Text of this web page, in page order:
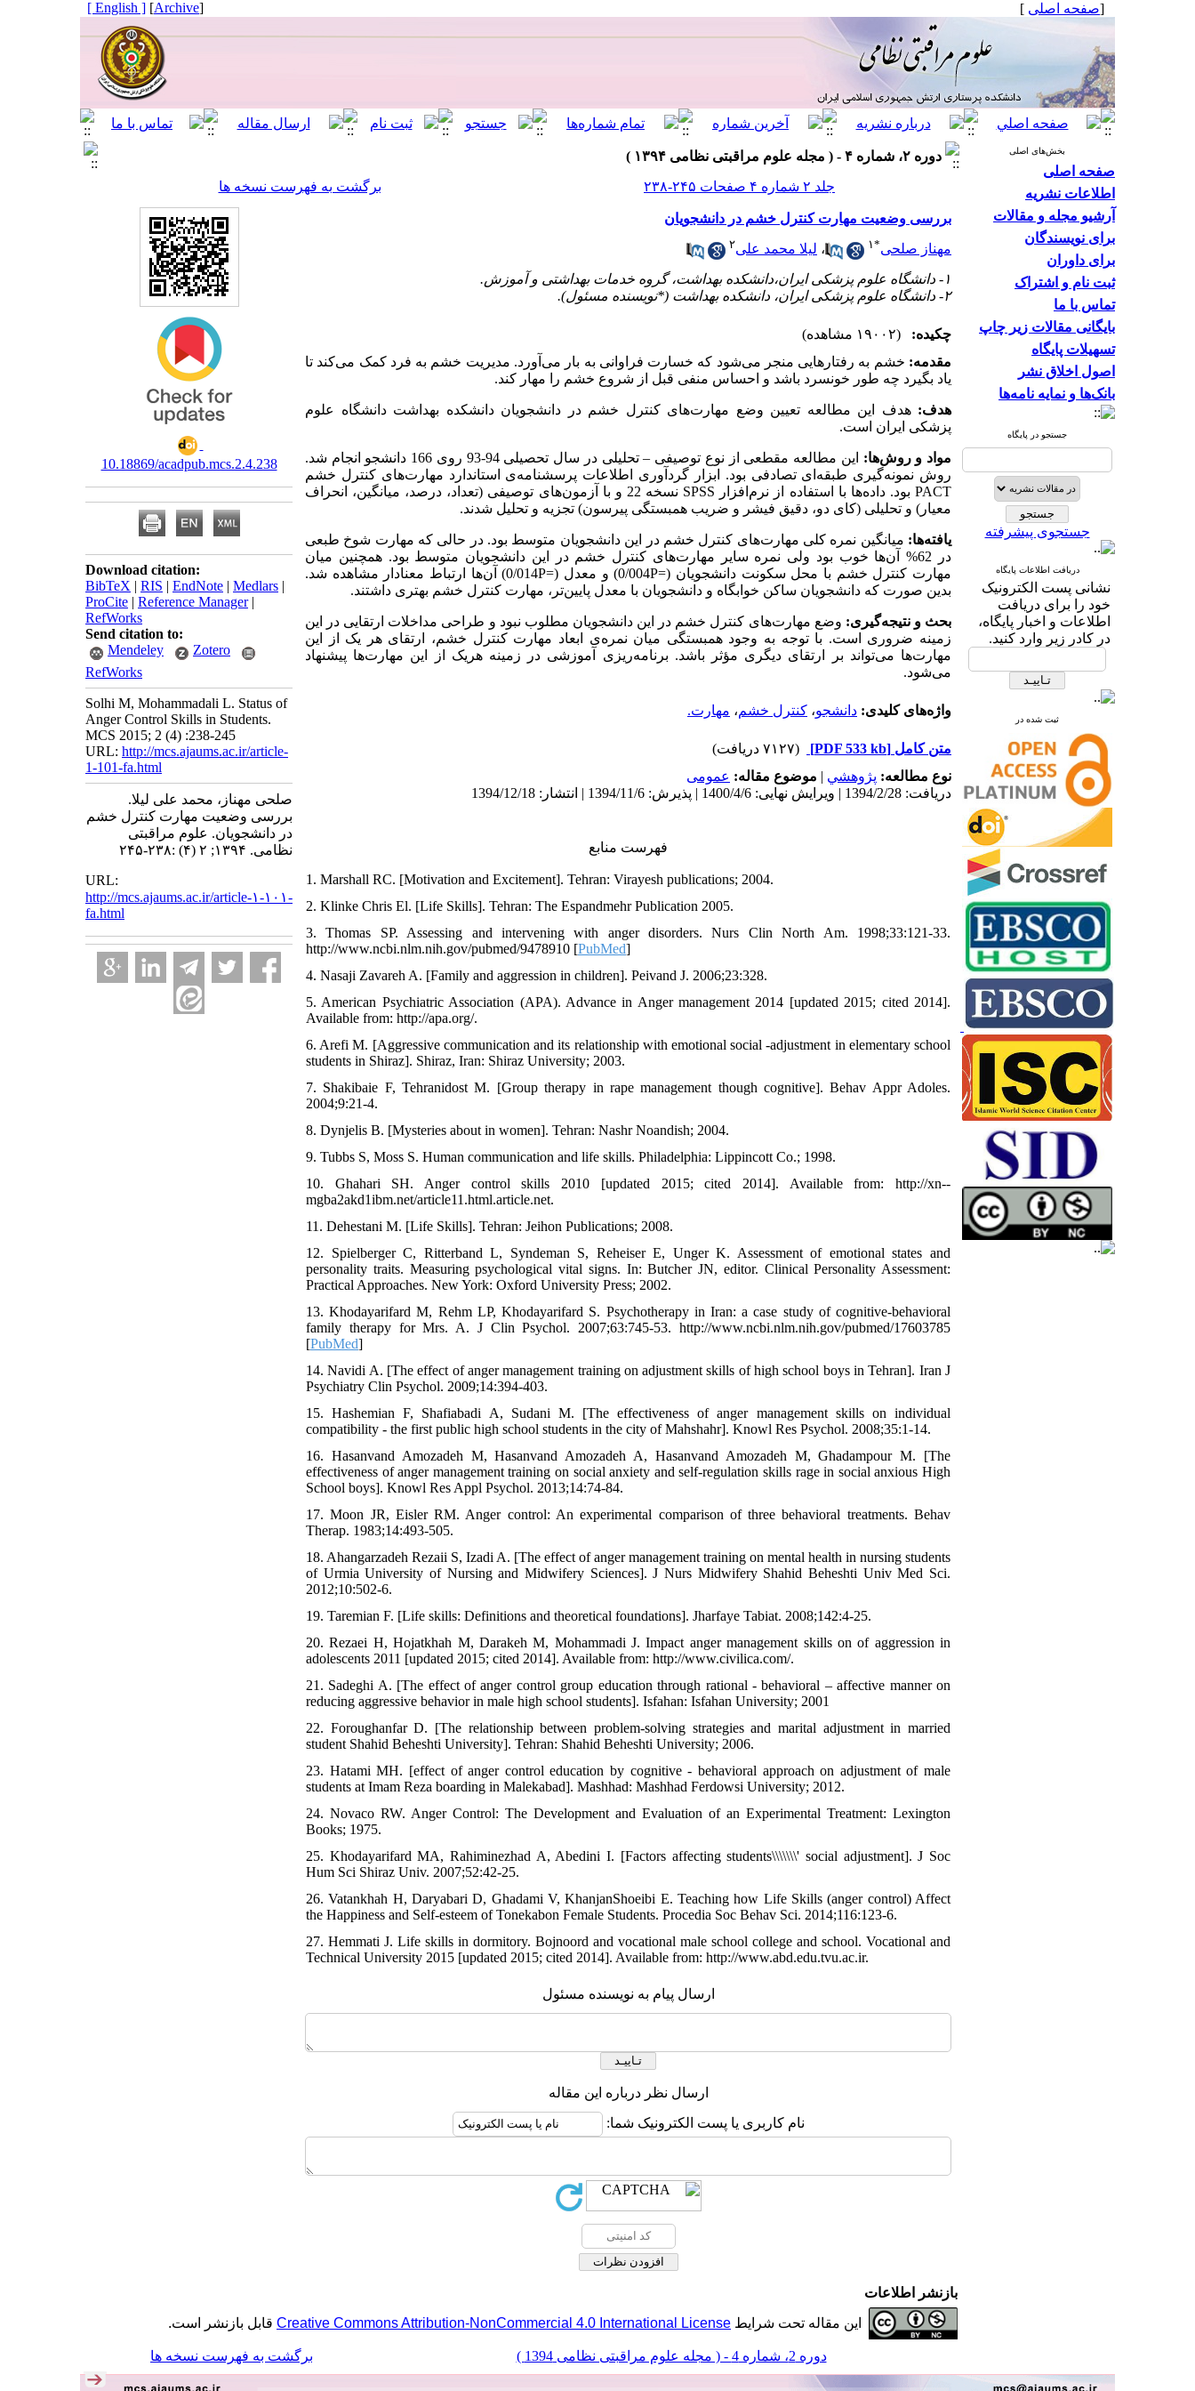
[صفحه اصلی ]
[
Archive
]
[ English ]
بخش‌های اصلی
صفحه اصلی
اطلاعات نشریه
آرشیو مجله و مقالات
برای نویسندگان
برای داوران
ثبت نام و اشتراک
تماس با ما
بایگانی مقالات زیر چاپ
تسهیلات پایگاه
اصول اخلاق نشر
بانک‌ها و نمایه نامه‌ها
جستجو در پایگاه
جستجوی پیشرفته
دریافت اطلاعات پایگاه
نشانی پست الکترونیک
خود را برای دریافت
اطلاعات و اخبار پایگاه،
در کادر زیر وارد کنید.
ثبت شده در
دوره ۲، شماره ۴ - ( مجله علوم مراقبتی نظامی ۱۳۹۴ )
جلد ۲ شماره ۴ صفحات ۲۴۵-۲۳۸
برگشت به فهرست نسخه ها
بررسی وضعیت مهارت کنترل خشم در دانشجویان
مهناز صلحی*۱ ، لیلا محمد علی۲
۱- دانشگاه علوم پزشکی ایران،دانشکده بهداشت، گروه خدمات بهداشتی و آموزش.
۲- دانشگاه علوم پزشکی ایران، دانشکده بهداشت (*نویسنده مسئول).
چکیده:
(۱۹۰۰۲ مشاهده)
مقدمه: خشم به رفتارهایی منجر میشود که خسارت فراوانی به بار می آورد. مدیریت خشم به فرد کمک میکند تا
یاد بگیرد چه طور خونسرد باشد و احساس منفی قبل از شروع خشم را مهار کند.
هدف:هدف این مطالعه تعیین وضع مهارتهای کنترل خشم در دانشجویان دانشکده بهداشت دانشگاه علوم
پزشکی ایران است.
مواد و روشها:
این مطالعه مقطعی از نوع توصیفی – تحلیلی در سال تحصیلی 94-93 روی 166 دانشجو انجام شد.
روش نمونهگیری طبقه ای تصادفی بود. ابزار گردآوری اطلاعات پرسشنامهی استاندارد مهارتهای کنترل خشم
PACTبود. دادهها با استفاده از نرم افزار SPSS نسخه 22 و با آزمون
های توصیفی (تعداد، درصد، میانگین، انحراف
معیار) و تحلیلی (کای دو، دقیق فیشر و ضریب همبستگی پیرسون) تجزیه و تحلیل شدند.
یافتهها: میانگین نمره کلی مهارتهای کنترل خشم در این دانشجویان متوسط بود. در حالی که مهارت شوخ طبعی
در 62
%آنها خوب بود ولی نمره سایر مهارتهای کنترل خشم در این دانشجویان متوسط بود. همچنین میان
مهارت کنترل خشم با محل سکونت دانشجویان (‌P=0/004) و معدل ( ‌P=0/014) آن
ها ارتباط معنادار مشاهده شد.
بدین صورت که دانشجویان ساکن خوابگاه و دانشجویان با معدل پایینتر، مهارت کنترل خشم بهتری داشتند.
بحث و نتیجهگیری: وضع مهارتهای کنترل خشم در این دانشجویان مطلوب نبود و طراحی مداخلات ارتقایی در این
زمینه ضروری است. با توجه به وجود همبستگی میان نمرهی ابعاد مهارت کنترل خشم، ارتقای هر یک از این
مهارتها میتواند بر ارتقای دیگری مؤثر باشد. برنامهریزی آموزشی در زمینه هریک از این مهارتها پیشنهاد
میشود.
واژه‌های کلیدی: دانشجو، کنترل خشم، مهارت.
متن کامل [PDF 533 kb]
(۷۱۲۷ دریافت)
نوع مطالعه: پژوهشي | موضوع مقاله: عمومى
دریافت: 1394/2/28 | ویرایش نهایی: 1400/4/6 | پذیرش: 1394/11/6 | انتشار: 1394/12/18
فهرست منابع
1. Marshall RC. [Motivation and Excitement]. Tehran: Virayesh publications; 2004.
2. Klinke Chris El. [Life Skills]. Tehran: The Espandmehr Publication 2005.
3. Thomas SP. Assessing and intervening with anger disorders. Nurs Clin North Am. 1998;33:121-33.
http://www.ncbi.nlm.nih.gov/pubmed/9478910 [PubMed]
4. Nasaji Zavareh A. [Family and aggression in children]. Peivand J. 2006;23:328.
5. American Psychiatric Association (APA). Advance in Anger management 2014 [updated 2015; cited 2014].
Available from: http://apa.org/.
6. Arefi M. [Aggressive communication and its relationship with emotional social -adjustment in elementary school
students in Shiraz]. Shiraz, Iran: Shiraz University; 2003.
7. Shakibaie F, Tehranidost M. [Group therapy in rape management though cognitive]. Behav Appr Adoles.
2004;9:21-4.
8. Dynjelis B. [Mysteries about in women]. Tehran: Nashr Noandish; 2004.
9. Tubbs S, Moss S. Human communication and life skills. Philadelphia: Lippincott Co.; 1998.
10. Ghahari SH. Anger control skills 2010 [updated 2015; cited 2014]. Available from: http://xn--
mgba2akd1ibm.net/article11.html.article.net.
11. Dehestani M. [Life Skills]. Tehran: Jeihon Publications; 2008.
12. Spielberger C, Ritterband L, Syndeman S, Reheiser E, Unger K. Assessment of emotional states and
personality traits. Measuring psychological vital signs. In: Butcher JN, editor. Clinical Personality Assessment:
Practical Approaches. New York: Oxford University Press; 2002.
13. Khodayarifard M, Rehm LP, Khodayarifard S. Psychotherapy in Iran: a case study of cognitive-behavioral
family therapy for Mrs. A. J Clin Psychol. 2007;63:745-53. http://www.ncbi.nlm.nih.gov/pubmed/17603785
[PubMed]
14. Navidi A. [The effect of anger management training on adjustment skills of high school boys in Tehran]. Iran J
Psychiatry Clin Psychol. 2009;14:394-403.
15. Hashemian F, Shafiabadi A, Sudani M. [The effectiveness of anger management skills on individual
compatibility - the first public high school students in the city of Mahshahr]. Knowl Res Psychol. 2008;35:1-14.
16. Hasanvand Amozadeh M, Hasanvand Amozadeh A, Hasanvand Amozadeh M, Ghadampour M. [The
effectiveness of anger management training on social anxiety and self-regulation skills rage in social anxious High
School boys]. Knowl Res Appl Psychol. 2013;14:74-84.
17. Moon JR, Eisler RM. Anger control: An experimental comparison of three behavioral treatments. Behav
Therap. 1983;14:493-505.
18. Ahangarzadeh Rezaii S, Izadi A. [The effect of anger management training on mental health in nursing students
of Urmia University of Nursing and Midwifery Sciences]. J Nurs Midwifery Shahid Beheshti Univ Med Sci.
2012;10:502-6.
19. Taremian F. [Life skills: Definitions and theoretical foundations]. Jharfaye Tabiat. 2008;142:4-25.
20. Rezaei H, Hojatkhah M, Darakeh M, Mohammadi J. Impact anger management skills on of aggression in
adolescents 2011 [updated 2015; cited 2014]. Available from: http://www.civilica.com/.
21. Sadeghi A. [The effect of anger control group education through rational - behavioral – affective manner on
reducing aggressive behavior in male high school students]. Isfahan: Isfahan University; 2001
22. Foroughanfar D. [The relationship between problem-solving strategies and marital adjustment in married
student Shahid Beheshti University]. Tehran: Shahid Beheshti University; 2006.
23. Hatami MH. [effect of anger control education by cognitive - behavioral approach on adjustment of male
students at Imam Reza boarding in Malekabad]. Mashhad: Mashhad Ferdowsi University; 2012.
24. Novaco RW. Anger Control: The Development and Evaluation of an Experimental Treatment: Lexington
Books; 1975.
25. Khodayarifard MA, Rahiminezhad A, Abedini I. [Factors affecting students\\\\\\\' social adjustment]. J Soc
Hum Sci Shiraz Univ. 2007;52:42-25.
26. Vatankhah H, Daryabari D, Ghadami V, KhanjanShoeibi E. Teaching how Life Skills (anger control) Affect
the Happiness and Self-esteem of Tonekabon Female Students. Procedia Soc Behav Sci. 2014;116:123-6.
27. Hemmati J. Life skills in dormitory. Bojnoord and vocational male school college and school. Vocational and
Technical University 2015 [updated 2015; cited 2014]. Available from: http://www.abd.edu.tvu.ac.ir.
ارسال پیام به نویسنده مسئول
ارسال نظر درباره این مقاله
نام کاربری یا پست الکترونیک شما:
10.18869/acadpub.mcs.2.4.238
Download citation:
BibTeX | RIS | EndNote | Medlars |
ProCite | Reference Manager|
RefWorks
Send citation to:
Mendeley
Zotero
RefWorks
Solhi M, Mohammadali L. Status of
Anger Control Skills in Students.
MCS 2015; 2 (4) :238-245
URL: http://mcs.ajaums.ac.ir/article-
1-101-fa.html
صلحی مهناز، محمد علی لیلا.
بررسی وضعیت مهارت کنترل خشم
در دانشجویان. علوم مراقبتی
نظامی. ۱۳۹۴; ۲ (۴) :۲۳۸-۲۴۵
URL:
http://mcs.ajaums.ac.ir/article-۱-۱۰۱-
fa.html
بازنشر اطلاعات
این مقاله تحت شرایط Creative Commons Attribution-NonCommercial 4.0 International License قابل بازنشر است.
دوره 2، شماره 4 - ( مجله علوم مراقبتی نظامی 1394 ) برگشت به فهرست نسخه ها